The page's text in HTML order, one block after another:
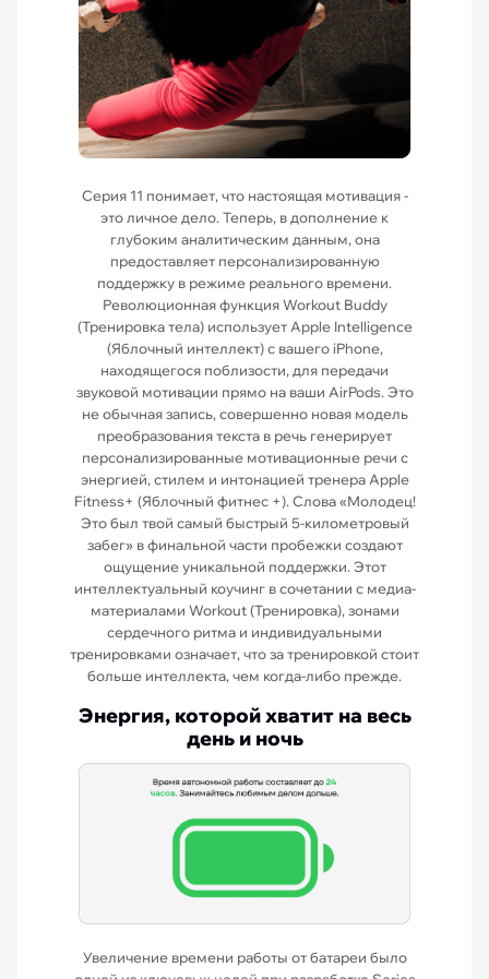
Серия 11 понимает, что настоящая мотивация -
это личное дело. Теперь, в дополнение к
глубоким аналитическим данным, она
предоставляет персонализированную
поддержку в режиме реального времени.
Революционная функция Workout Buddy
(Тренировка тела) использует Apple Intelligence
(Яблочный интеллект) с вашего iPhone,
находящегося поблизости, для передачи
звуковой мотивации прямо на ваши AirPods. Это
не обычная запись, совершенно новая модель
преобразования текста в речь генерирует
персонализированные мотивационные речи с
энергией, стилем и интонацией тренера Apple
Fitness+ (Яблочный фитнес +). Слова «Молодец!
Это был твой самый быстрый 5-километровый
забег» в финальной части пробежки создают
ощущение уникальной поддержки. Этот
интеллектуальный коучинг в сочетании с медиа-
материалами Workout (Тренировка), зонами
сердечного ритма и индивидуальными
тренировками означает, что за тренировкой стоит
больше интеллекта, чем когда-либо прежде.
Энергия, которой хватит на весь
день и ночь
Увеличение времени работы от батареи было